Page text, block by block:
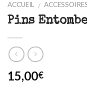
ACCUEIL /
Pins
15,00€